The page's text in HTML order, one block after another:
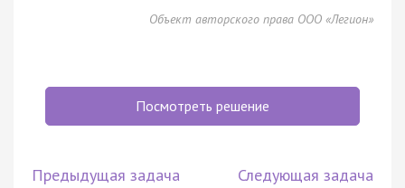
Объект авторского права ООО «Легион»
Посмотреть решение
Предыдущая задача Следующая задача